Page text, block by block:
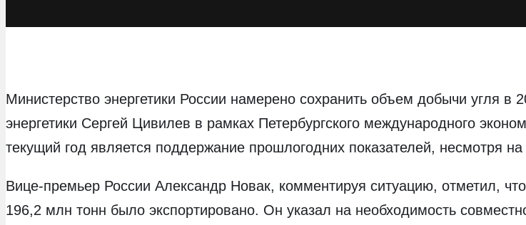
Министерство энергетики России намерено сохранить объем добычи угля
энергетики Сергей Цивилев в рамках Петербургского международного
текущий год является поддержание прошлогодних показателей, несмотря
Вице-премьер России Александр Новак, комментируя ситуацию, отметил,
196,2 млн тонн было экспортировано. Он указал на необходимость